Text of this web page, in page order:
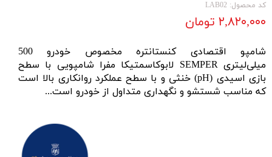
کد محصول: LAB02
۲,۸۲۰,۰۰۰ تومان
شامپو اقتصادی کنستانتره مخصوص خودرو 500
میلی‌لیتریSEMPER لابوکاسمتیکا مفرا شامپویی با سطح
بازی اسیدی (pH) خنثی و با سطح عملکرد روانکاری بالا است
که مناسب شستشو و نگهداری متداول از خودرو است...